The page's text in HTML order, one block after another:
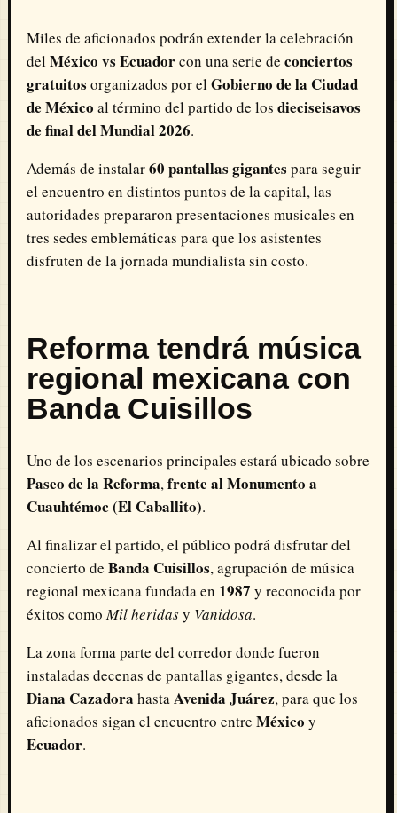
Miles de aficionados podrán extender la celebración
del México vs Ecuadorcon una serie de conciertos
gratuitos organizados por el Gobierno de la Ciudad
de México al término del partido de los dieciseisavos
de final del Mundial 2026.
Además de instalar60 pantallas gigantes para seguir
el encuentro en distintos puntos de la capital, las
autoridades prepararon presentaciones musicales en
tres sedes emblemáticas para que los asistentes
disfruten de la jornada mundialista sin costo.
Reforma tendrá música
regional mexicana con
Banda Cuisillos
Uno de los escenarios principales estará ubicado sobre
Paseo de la Reforma,frente al Monumento a
Cuauhtémoc (El Caballito).
Al finalizar el partido, el público podrá disfrutar del
concierto de Banda Cuisillos, agrupación de música
regional mexicana fundada en 1987 y reconocida por
éxitos comoMil heridasy Vanidosa.
La zona forma parte del corredor donde fueron
instaladas decenas de pantallas gigantes, desde la
Diana Cazadora hastaAvenida Juárez, para que los
aficionados sigan el encuentro entre México y
Ecuador.